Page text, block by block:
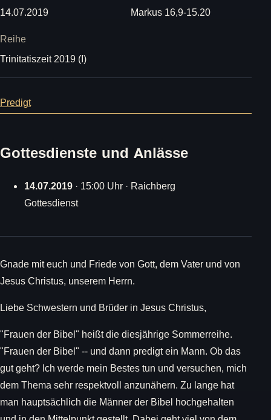
14.07.2019
Markus 16,9-15.20
Reihe
Trinitatiszeit 2019 (I)
Predigt
Gottesdienste und Anlässe
14.07.2019 · 15:00 Uhr · Raichberg
Gottesdienst
Gnade mit euch und Friede von Gott, dem Vater und von
Jesus Christus, unserem Herrn.
Liebe Schwestern und Brüder in Jesus Christus,
"Frauen der Bibel" heißt die diesjährige Sommerreihe.
"Frauen der Bibel" -- und dann predigt ein Mann. Ob das
gut geht? Ich werde mein Bestes tun und versuchen, mich
dem Thema sehr respektvoll anzunähern. Zu lange hat
man hauptsächlich die Männer der Bibel hochgehalten